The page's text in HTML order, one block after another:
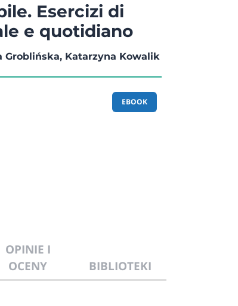
Esercizi di
e quotidiano
Groblińska, Katarzyna Kowalik
EBOOK
OPINIE I
OCENY
BIBLIOTEKI